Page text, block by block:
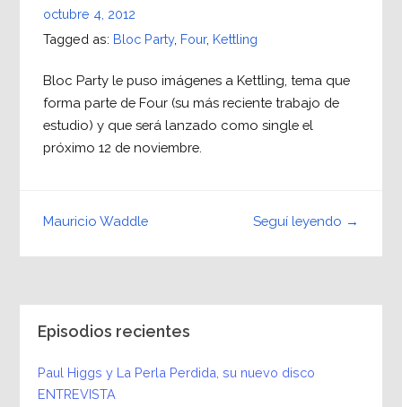
octubre 4, 2012
Tagged as: Bloc Party, Four, Kettling
Bloc Party le puso imágenes a Kettling, tema que
forma parte de Four (su más reciente trabajo de
estudio) y que será lanzado como single el
próximo 12 de noviembre.
Seguí leyendo →
Mauricio Waddle
Episodios recientes
Paul Higgs y La Perla Perdida, su nuevo disco
ENTREVISTA